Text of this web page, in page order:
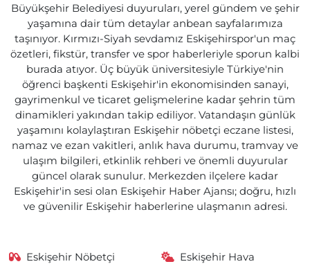
Büyükşehir Belediyesi duyuruları, yerel gündem ve şehir
yaşamına dair tüm detaylar anbean sayfalarımıza
taşınıyor. Kırmızı-Siyah sevdamız Eskişehirspor'un maç
özetleri, fikstür, transfer ve spor haberleriyle sporun kalbi
burada atıyor. Üç büyük üniversitesiyle Türkiye'nin
öğrenci başkenti Eskişehir'in ekonomisinden sanayi,
gayrimenkul ve ticaret gelişmelerine kadar şehrin tüm
dinamikleri yakından takip ediliyor. Vatandaşın günlük
yaşamını kolaylaştıran Eskişehir nöbetçi eczane listesi,
namaz ve ezan vakitleri, anlık hava durumu, tramvay ve
ulaşım bilgileri, etkinlik rehberi ve önemli duyurular
güncel olarak sunulur. Merkezden ilçelere kadar
Eskişehir'in sesi olan Eskişehir Haber Ajansı; doğru, hızlı
ve güvenilir Eskişehir haberlerine ulaşmanın adresi.
Eskişehir Nöbetçi
Eskişehir Hava